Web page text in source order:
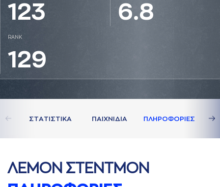
123 6.8
RANK
129
ΣΤAΤΙΣΤΙΚA ΠAΙΧΝΙΔΙA ΠΛΗΡΟΦΟΡΙΕΣ
ΛΕΜΟΝ ΣΤΕΝΤΜΟΝ